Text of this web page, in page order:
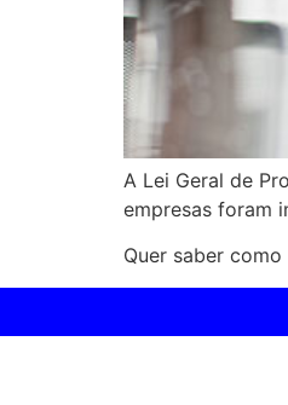
A Lei Geral de
empresas foram
Quer saber